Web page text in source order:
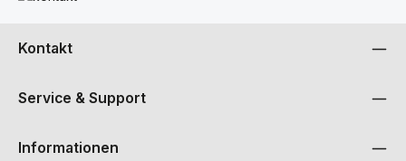
Kontakt
Service & Support
Informationen